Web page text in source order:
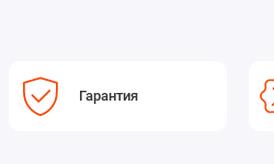
Гарантия